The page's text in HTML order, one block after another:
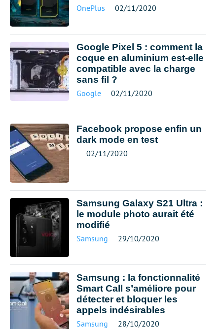
OnePlus 02/11/2020
Google Pixel 5 : comment la
coque en aluminium est-elle
compatible avec la charge
sans fil ?
Google 02/11/2020
Facebook propose enfin un
dark mode en test
02/11/2020
Samsung Galaxy S21 Ultra :
le module photo aurait été
modifié
Samsung 29/10/2020
Samsung : la fonctionnalité
Smart Call s’améliore pour
détecter et bloquer les
appels indésirables
Samsung 28/10/2020